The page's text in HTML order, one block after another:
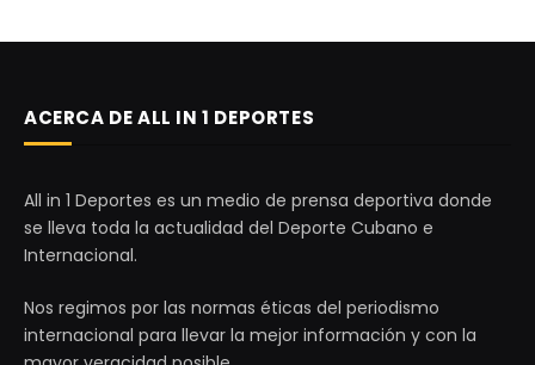
ACERCA DE ALL IN 1 DEPORTES
All in 1 Deportes es un medio de prensa deportiva donde
se lleva toda la actualidad del Deporte Cubano e
Internacional.
Nos regimos por las normas éticas del periodismo
internacional para llevar la mejor información y con la